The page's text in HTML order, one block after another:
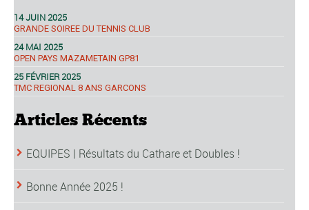
14 JUIN 2025
GRANDE SOIREE DU TENNIS CLUB
24 MAI 2025
OPEN PAYS MAZAMETAIN GP81
25 FÉVRIER 2025
TMC REGIONAL 8 ANS GARCONS
Articles Récents
EQUIPES | Résultats du Cathare et Doubles !
Bonne Année 2025 !